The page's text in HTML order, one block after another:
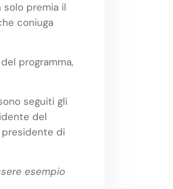
premia il
coniuga
programma,
seguiti gli
del
di
esempio